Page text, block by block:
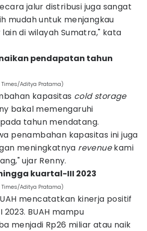
jalur distribusi juga sangat
mudah untuk menjangkau
di wilayah Sumatra," kata
pendapatan tahun
Aditya Pratama)
kapasitas cold storage
bakal memengaruhi
tahun mendatang.
penambahan kapasitas ini juga
meningkatnya revenuekami
ujar Renny.
kuartal-III 2023
Aditya Pratama)
mencatatkan kinerja positif
BUAH mampu
menjadi Rp26 miliar atau naik